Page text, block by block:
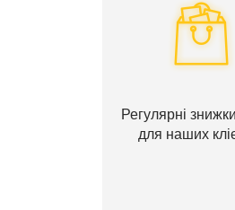
Регулярні
для наших